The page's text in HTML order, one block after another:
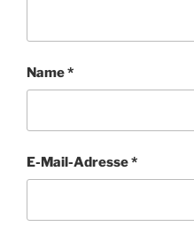
Name*
E-Mail-Adresse*